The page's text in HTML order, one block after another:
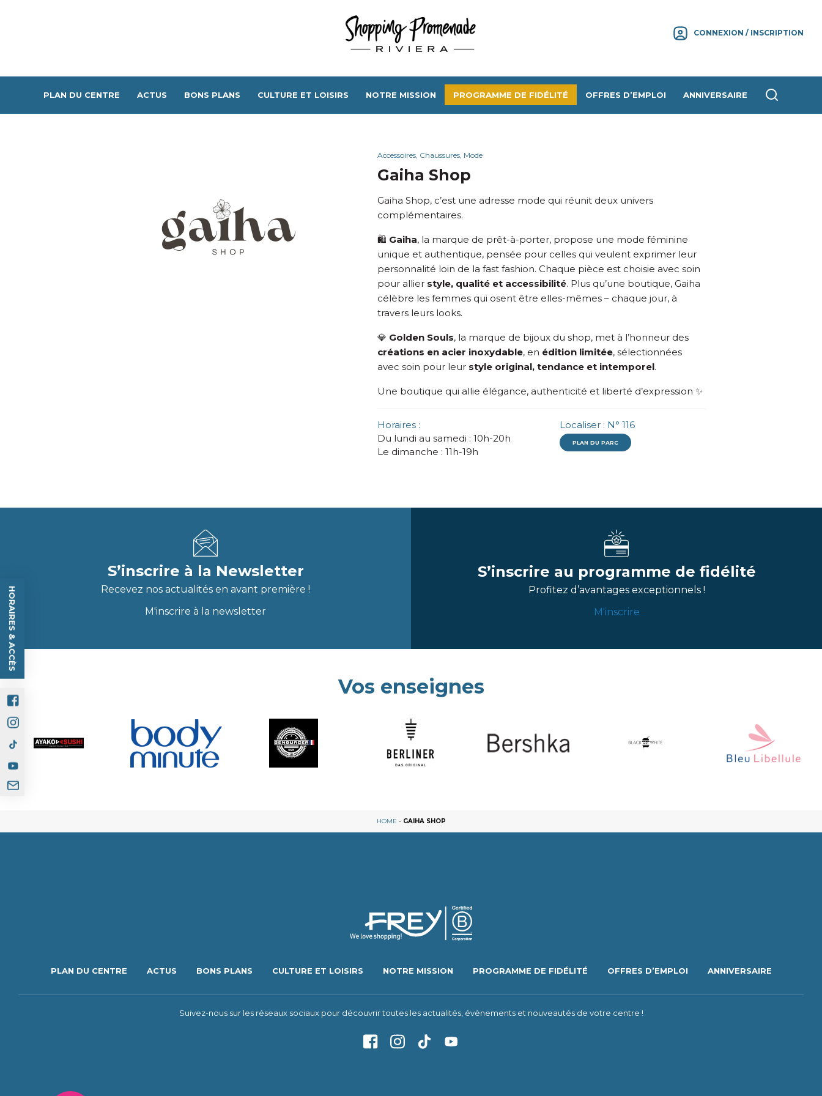
CONNEXION / INSCRIPTION
PLAN DU CENTRE ACTUS BONS PLANS CULTURE ET LOISIRS NOTRE MISSION PROGRAMME DE FIDÉLITÉ OFFRES D’EMPLOI ANNIVERSAIRE
Accessoires, Chaussures, Mode
Gaiha Shop
Gaiha Shop, c’est une adresse mode qui réunit deux univers
complémentaires.
🛍️ Gaiha, la marque de prêt-à-porter, propose une mode féminine
unique et authentique, pensée pour celles qui veulent exprimer leur
personnalité loin de la fast fashion. Chaque pièce est choisie avec soin
pour allier style, qualité et accessibilité. Plus qu’une boutique, Gaiha
célèbre les femmes qui osent être elles-mêmes – chaque jour, à
travers leurs looks.
💎 Golden Souls, la marque de bijoux du shop, met à l’honneur des
créations en acier inoxydable, en édition limitée, sélectionnées
avec soin pour leur style original, tendance et intemporel.
Une boutique qui allie élégance, authenticité et liberté d’expression ✨
Horaires :
Du lundi au samedi : 10h-20h
Le dimanche : 11h-19h
Localiser : N° 116
PLAN DU PARC
HORAIRES & ACCÈS
S’inscrire à la Newsletter
Recevez nos actualités en avant première !
M'inscrire à la newsletter
S’inscrire au programme de fidélité
Profitez d’avantages exceptionnels !
M'inscrire
Vos enseignes
HOME - GAIHA SHOP
PLAN DU CENTRE ACTUS BONS PLANS CULTURE ET LOISIRS NOTRE MISSION PROGRAMME DE FIDÉLITÉ OFFRES D’EMPLOI ANNIVERSAIRE
Suivez-nous sur les réseaux sociaux pour découvrir toutes les actualités, évènements et nouveautés de votre centre !